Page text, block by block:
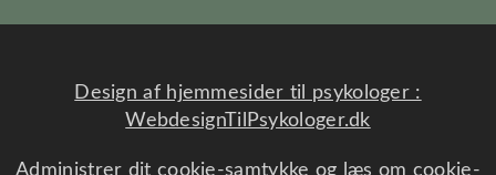
Design af hjemmesider til psykologer :
WebdesignTilPsykologer.dk
Administrer dit cookie-samtykke og læs om cookie-